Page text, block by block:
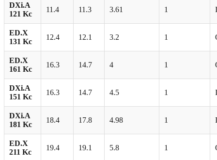
DXi.A
121 Kc
11.4 11.3 3.61 1
ED.X
131 Kc
12.4 12.1 3.2 1
ED.X
161 Kc
16.3 14.7 4 1
DXi.A
151 Kc
16.3 14.7 4.5 1
DXi.A
181 Kc
18.4 17.8 4.98 1
ED.X
211 Kc
19.4 19.1 5.8 1